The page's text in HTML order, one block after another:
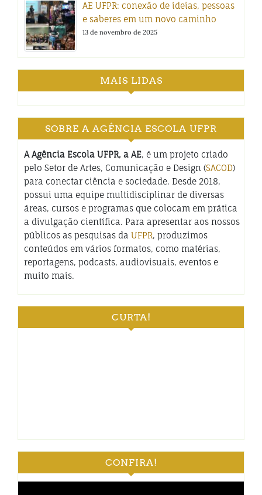
AE UFPR: conexão de ideias, pessoas
e saberes em um novo caminho
13 de novembro de 2025
MAIS LIDAS
SOBRE A AGÊNCIA ESCOLA UFPR
A Agência Escola UFPR, a AE, é um projeto criado
pelo Setor de Artes, Comunicação e Design (SACOD)
para conectar ciência e sociedade. Desde 2018,
possui uma equipe multidisciplinar de diversas
áreas, cursos e programas que colocam em prática
a divulgação científica. Para apresentar aos nossos
públicos as pesquisas da UFPR, produzimos
conteúdos em vários formatos, como matérias,
reportagens, podcasts, audiovisuais, eventos e
muito mais.
CURTA!
CONFIRA!